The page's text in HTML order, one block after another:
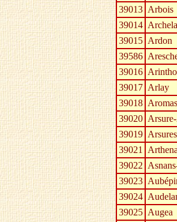
39013 Arbois
39014
39015 Ardon
39586
39016
39017 Arlay
39018 Aromas
39020
39019
39021
39022
39023
39024
39025 Augea